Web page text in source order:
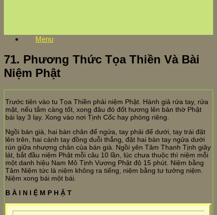
Menu
71. Phương Thức Tọa Thiền Và Bài
Niệm Phật
Trước tiên vào tu Tọa Thiền phải niệm Phật. Hành giả rửa tay, rửa
mặt, nếu tắm càng tốt, xong đâu đó đốt hương lên bàn thờ Phật
bái lạy 3 lạy. Xong vào nơi Tịnh Cốc hay phòng riêng.
Ngồi bán già, hai bàn chân để ngửa, tay phải để dưới, tay trái đặt
lên trên, hai cánh tay đồng duỗi thẳng, đặt hai bàn tay ngửa dưới
rún giữa nhượng chân của bán già. Ngồi yên Tâm Thanh Tịnh giây
lát, bắt đầu niệm Phật mỗi câu 10 lần, lúc chưa thuộc thì niệm mỗi
một danh hiệu Nam Mô Tịnh Vương Phật độ 15 phút. Niệm bằng
Tâm Niệm tức là niệm không ra tiếng, niệm bằng tư tưởng niệm.
Niệm xong bái một bái.
B À I N I Ệ M P H Ậ T